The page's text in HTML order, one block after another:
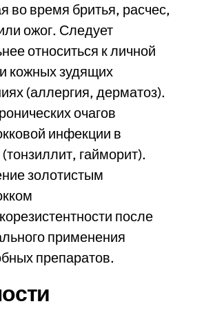
во время бритья, расчес,
ожог. Следует
относиться к личной
кожных зудящих
(аллергия, дерматоз).
очагов
инфекции в
гайморит).
золотистым
после
применения
препаратов.